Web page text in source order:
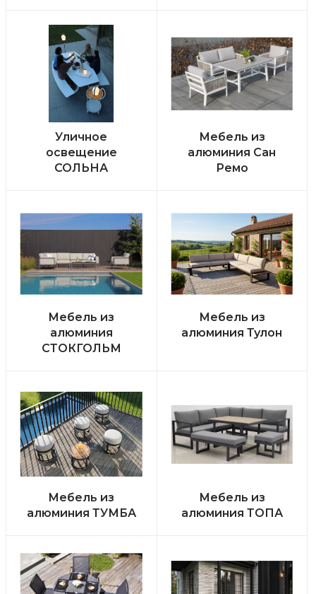
Уличное
освещение
СОЛЬНА
Мебель из
алюминия Сан
Ремо
Мебель из
алюминия
СТОКГОЛЬМ
Мебель из
алюминия Тулон
Мебель из
алюминия ТУМБА
Мебель из
алюминия ТОПА